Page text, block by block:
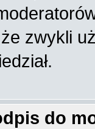
zwykli
do